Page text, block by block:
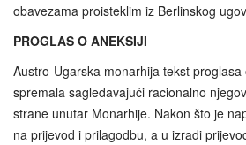
obavezama proisteklim iz Berlinskog
PROGLAS O ANEKSIJI
Austro-Ugarska monarhija tekst
spremala sagledavajući racionalno
strane unutar Monarhije. Nakon što je
na prijevod i prilagodbu, a u izradi